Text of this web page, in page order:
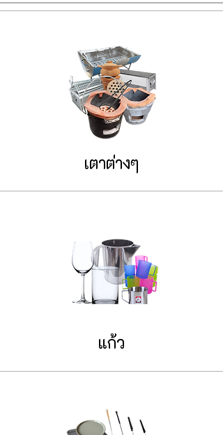
เตาต่างๆ
แก้ว